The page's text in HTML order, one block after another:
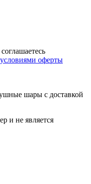
условиями оферты
шары с доставкой
и не является